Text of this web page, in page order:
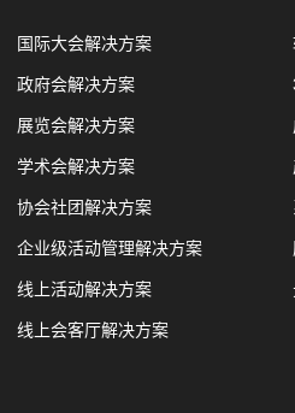
国际大会解决方案
政府会解决方案
展览会解决方案
学术会解决方案
协会社团解决方案
企业级活动管理解决方案
线上活动解决方案
线上会客厅解决方案